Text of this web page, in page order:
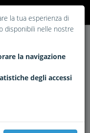
la tua esperienza di
disponibili nelle nostre
la navigazione
degli accessi